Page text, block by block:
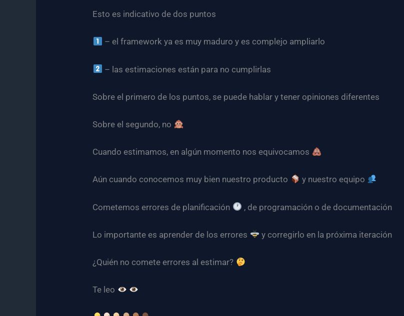
Esto es indicativo de dos puntos
– el framework ya es muy maduro y es complejo ampliarlo
– las estimaciones están para no cumplirlas
Sobre el primero de los puntos, se puede hablar y tener opiniones diferentes
Sobre el segundo, no
Cuando estimamos, en algún momento nos equivocamos
Aún cuando conocemos muy bien nuestro producto y nuestro equipo
Cometemos errores de planificación , de programación o de documentación
Lo importante es aprender de los errores y corregirlo en la próxima iteración
¿Quién no comete errores al estimar?
Te leo